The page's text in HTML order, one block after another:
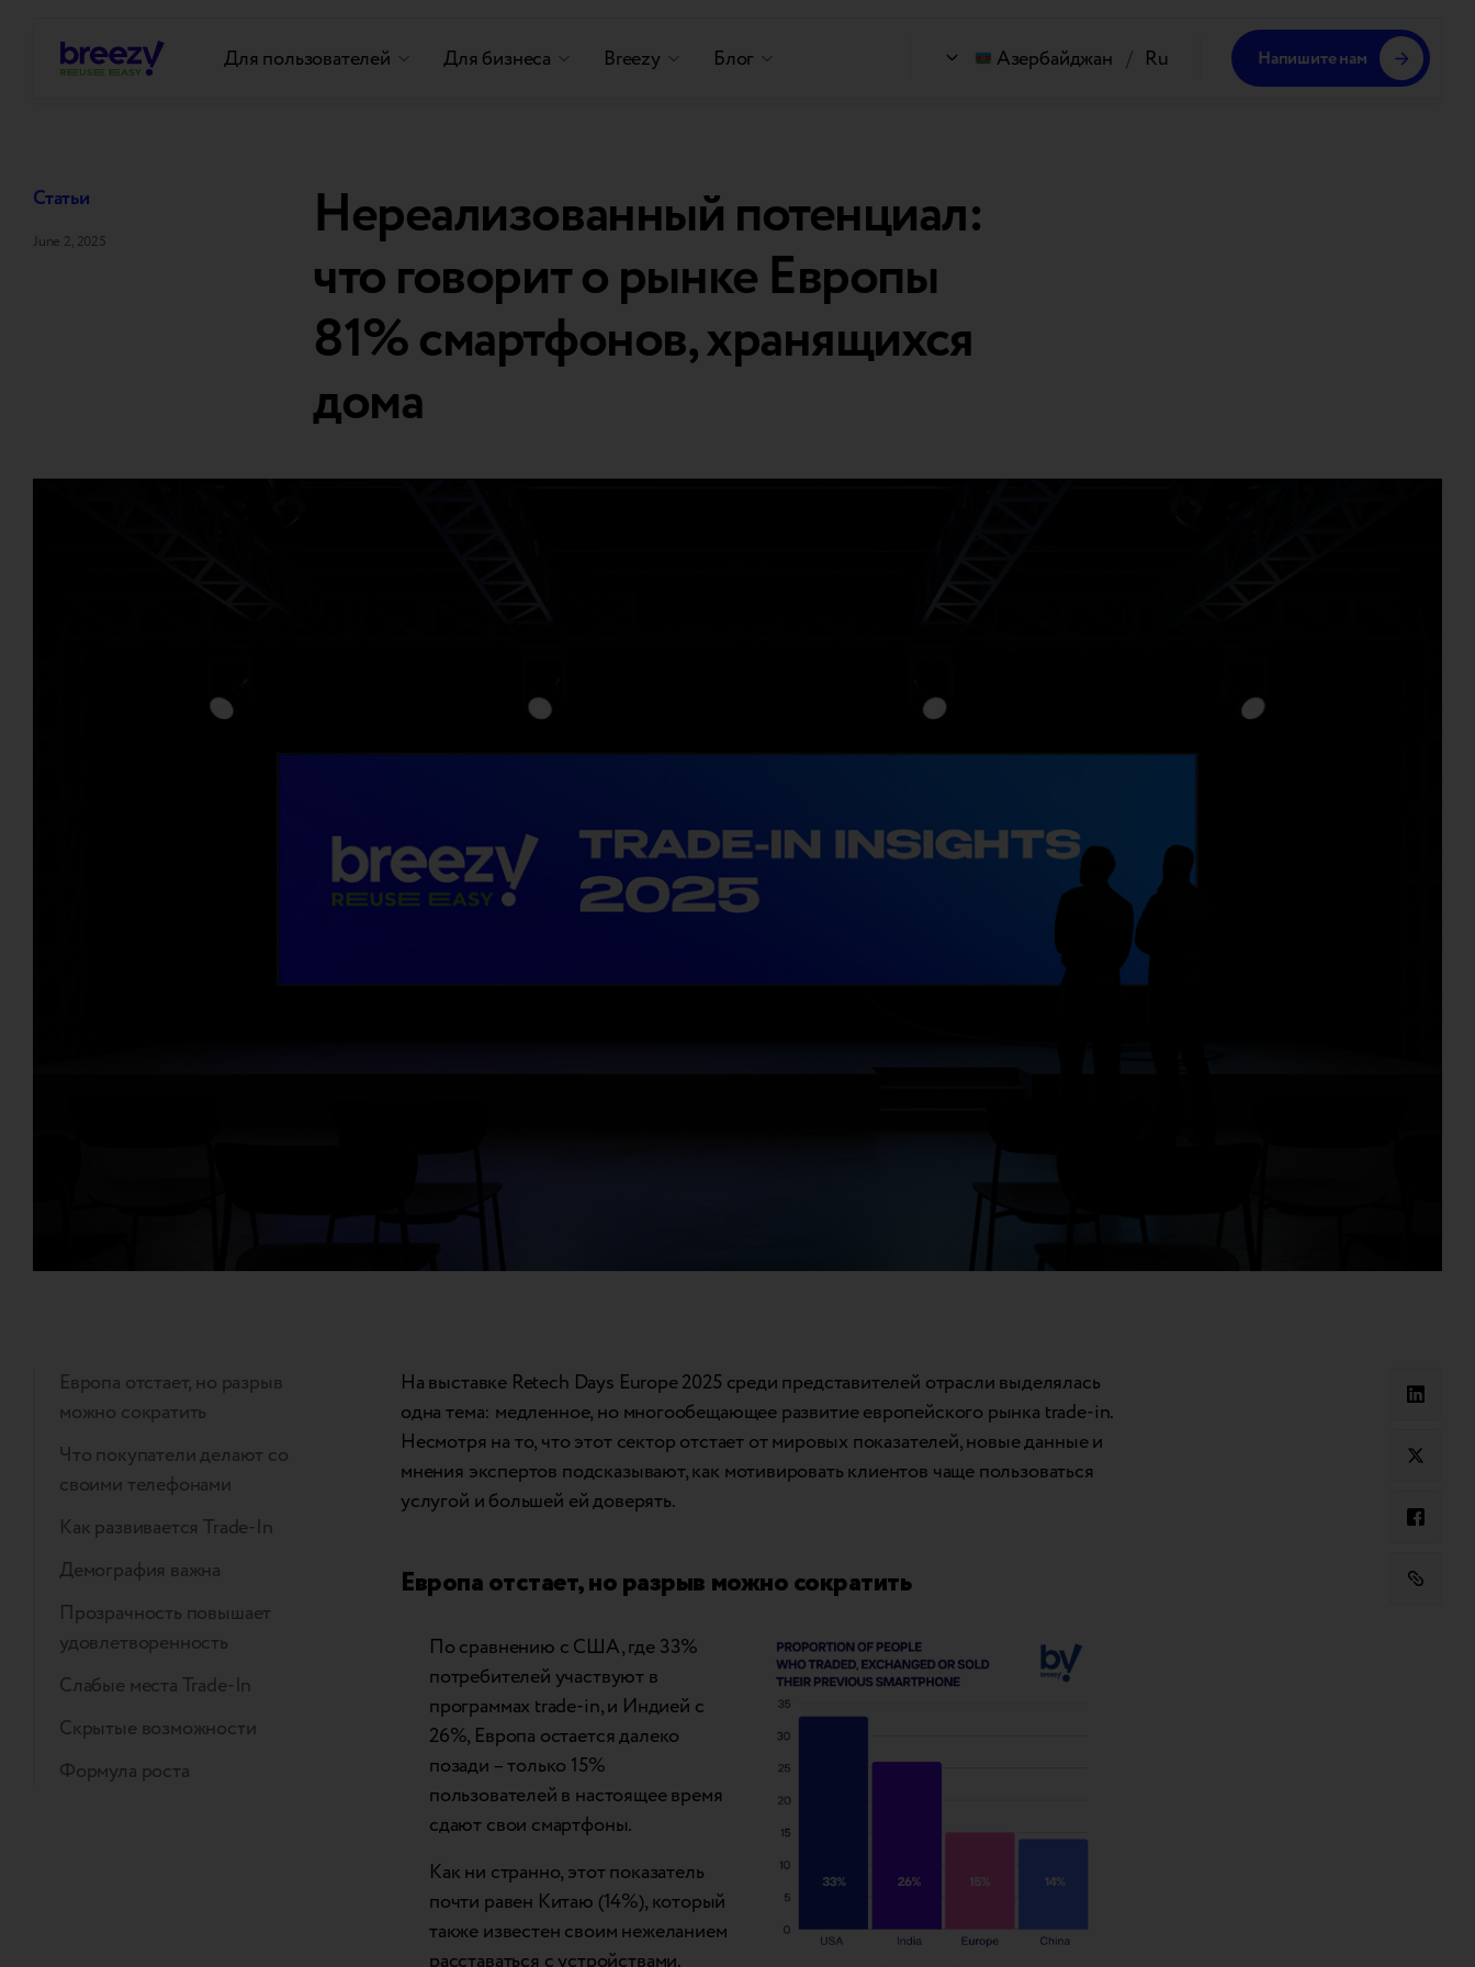
Для пользователей Для бизнеса Breezy Блог Азербайджан / Ru Напишите нам
Статьи
June 2, 2025
Нереализованный потенциал:
что говорит о рынке Европы
81% смартфонов, хранящихся
дома
Европа отстает, но разрыв
можно сократить
Что покупатели делают со
своими телефонами
Как развивается Trade-In
Демография важна
Прозрачность повышает
удовлетворенность
Слабые места Trade-In
Скрытые возможности
Формула роста
На выставке Retech Days Europe 2025 среди представителей отрасли выделялась
одна тема: медленное, но многообещающее развитие европейского рынка trade-in.
Несмотря на то, что этот сектор отстает от мировых показателей, новые данные и
мнения экспертов подсказывают, как мотивировать клиентов чаще пользоваться
услугой и большей ей доверять.
Европа отстает, но разрыв можно сократить
По сравнению с США, где 33%
потребителей участвуют в
программах trade-in, и Индией с
26%, Европа остается далеко
позади – только 15%
пользователей в настоящее время
сдают свои смартфоны.
Как ни странно, этот показатель
почти равен Китаю (14%), который
также известен своим нежеланием
расставаться с устройствами.